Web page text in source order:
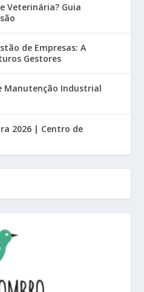
Veterinária? Guia
de Empresas: A
Gestores
Manutenção Industrial
2026 | Centro de